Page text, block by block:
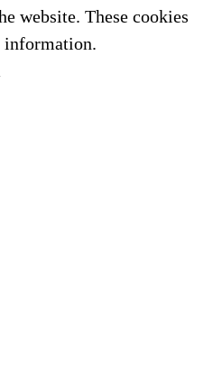
website. These cookies
information.